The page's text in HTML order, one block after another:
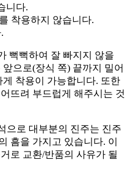
니다.
착용하지 않습니다.
뻑뻑하여 잘 빠지지 않을
으로(장식 쪽) 끝까지 밀어
착용이 가능합니다. 또한
뜨려 부드럽게 해주시는 것
으로 대부분의 진주는 진주
흠을 가지고 있습니다. 이
로 교환/반품의 사유가 될